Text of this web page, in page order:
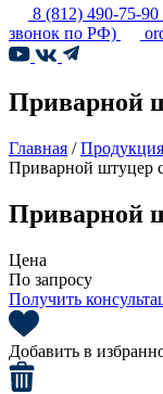
8 (812) 490-75-90
звонок по РФ)
Приварной
Главная /Продукция
Приварной штуцер
Приварной
Цена
По запросу
Получить
Добавить в